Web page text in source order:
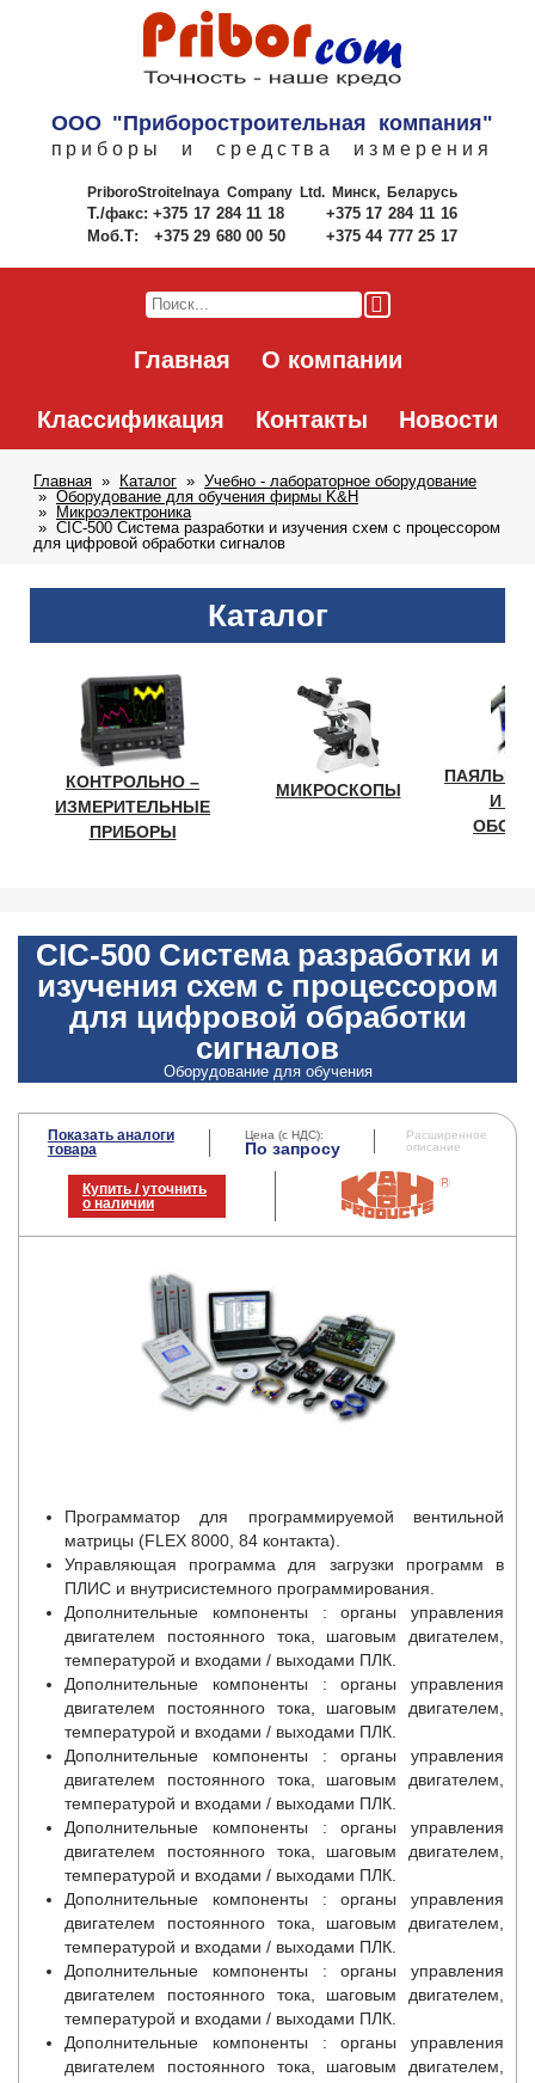
ООО "Приборостроительная компания"
приборы и средства измерения
PriboroStroitelnaya Company Ltd.Минск, Беларусь
Т./факс: +375 17 284 11 18
+375 17 284 11 16
Моб.Т:
+375 29 680 00 50 +375 44 777 25 17
Главная О компании
Классификация Контакты Новости
Главная Каталог
Учебно - лабораторное оборудование
Оборудование для обучения фирмы K&H
Микроэлектроника
CIC-500 Система разработки и изучения схем с процессором
для цифровой обработки сигналов
Каталог
КОНТРОЛЬНО –
ИЗМЕРИТЕЛЬНЫЕ
ПРИБОРЫ
МИКРОСКОПЫ
И
CIC-500 Система разработки и
изучения схем с процессором
для цифровой обработки
сигналов
Оборудование для обучения
Показать аналоги
товара
Цена (с НДС):
По запросу
Расширенное
описание
Купить / уточнить
о наличии
Программатор для программируемой вентильной
матрицы (FLEX 8000, 84 контакта).
Управляющая программа для загрузки программ в
ПЛИС и внутрисистемного программирования.
Дополнительные компоненты : органы управления
двигателем постоянного тока, шаговым двигателем,
температурой и входами / выходами ПЛК.
Дополнительные компоненты : органы управления
двигателем постоянного тока, шаговым двигателем,
температурой и входами / выходами ПЛК.
Дополнительные компоненты : органы управления
двигателем постоянного тока, шаговым двигателем,
температурой и входами / выходами ПЛК.
Дополнительные компоненты : органы управления
двигателем постоянного тока, шаговым двигателем,
температурой и входами / выходами ПЛК.
Дополнительные компоненты : органы управления
двигателем постоянного тока, шаговым двигателем,
температурой и входами / выходами ПЛК.
Дополнительные компоненты : органы управления
двигателем постоянного тока, шаговым двигателем,
температурой и входами / выходами ПЛК.
Дополнительные компоненты : органы управления
двигателем постоянного тока, шаговым двигателем,